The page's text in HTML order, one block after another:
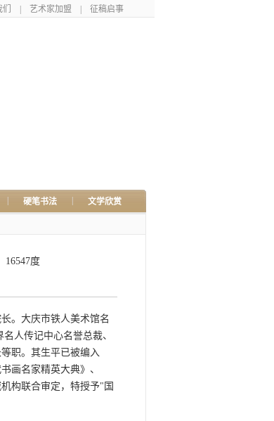
艺术家加盟 征稿启事
硬笔书法 文学欣赏
16547度
。大庆市铁人美术馆名
人传记中心名誉总裁、
职。其生平已被编入
画名家精英大典》、
构联合审定，特授予"国